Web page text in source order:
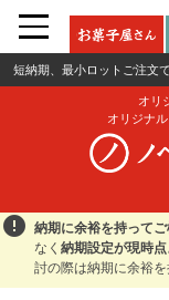
オリ
オリジナ
短納期、最小ロットご注文
error 納期に余裕を持ってご
なく納期設定が現時
討の際は納期に余裕